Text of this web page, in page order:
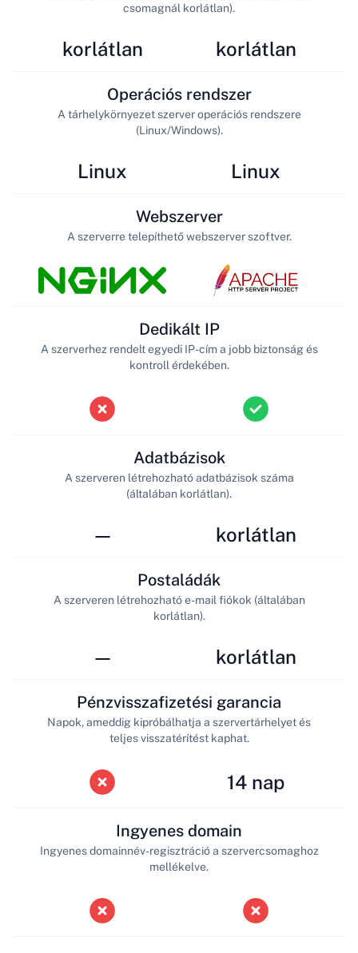
korlátlan
csomagnál korlátlan).
korlátlan
Linux
Operációs rendszer
A tárhelykörnyezet szerver operációs rendszere
(Linux/Windows).
Linux
Webszerver
A szerverre telepíthető webszerver szoftver.
Dedikált IP
A szerverhez rendelt egyedi IP-cím a jobb biztonság és
kontroll érdekében.
—
Adatbázisok
A szerveren létrehozható adatbázisok száma
(általában korlátlan).
korlátlan
—
Postaládák
A szerveren létrehozható e-mail fiókok (általában
korlátlan).
korlátlan
Pénzvisszafizetési garancia
Napok, ameddig kipróbálhatja a szervertárhelyet és
teljes visszatérítést kaphat.
14 nap
Ingyenes domain
Ingyenes domainnév-regisztráció a szervercsomaghoz
mellékelve.